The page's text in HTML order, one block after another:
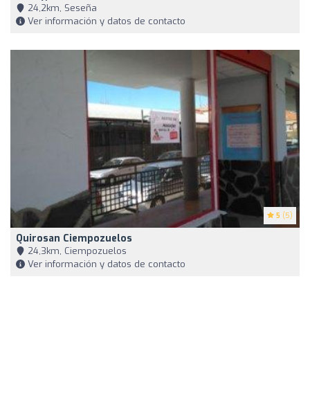
24,2km, Seseña
Ver información y datos de contacto
5 (5)
Quirosan Ciempozuelos
24,3km, Ciempozuelos
Ver información y datos de contacto